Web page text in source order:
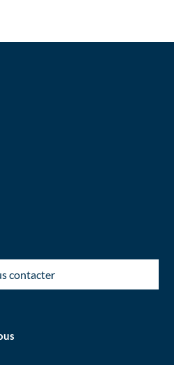
contacter